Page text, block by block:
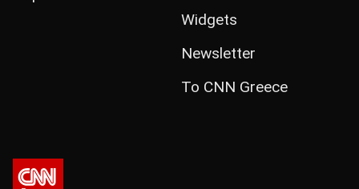
Widgets
Newsletter
Το CNN Greece